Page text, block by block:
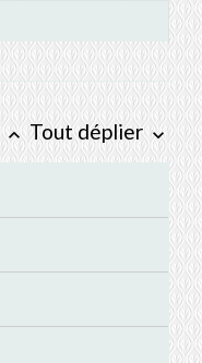
keyboard_arrow_up Tout déplier keyboard_arrow_down